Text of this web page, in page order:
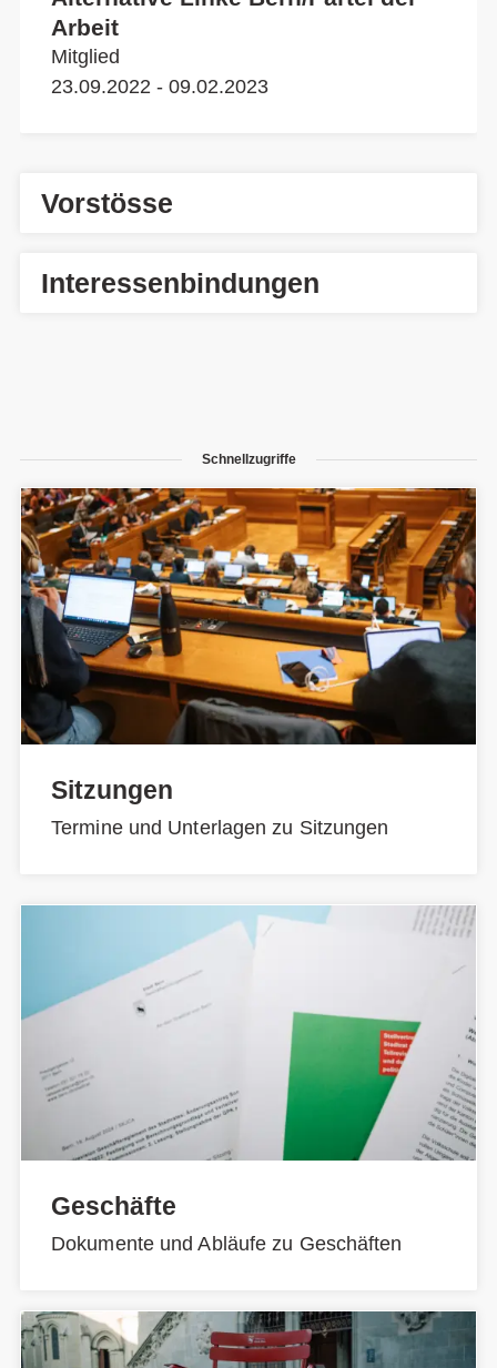
Arbeit
Mitglied
23.09.2022 - 09.02.2023
Vorstösse
Interessenbindungen
Schnellzugriffe
Sitzungen
Termine und Unterlagen zu Sitzungen
Geschäfte
Dokumente und Abläufe zu Geschäften